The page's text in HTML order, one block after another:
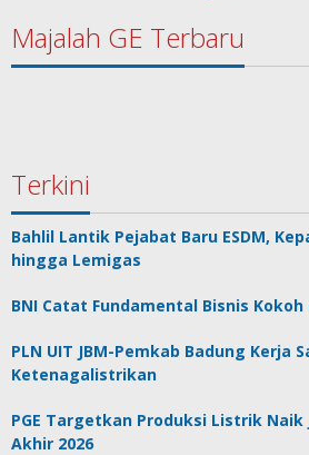
Majalah GE Terbaru
Terkini
Bahlil Lantik Pejabat Baru ESDM,
hingga Lemigas
BNI Catat Fundamental Bisnis
PLN UIT JBM-Pemkab Badung Kerja
Ketenagalistrikan
PGE Targetkan Produksi Listrik Naik
Akhir 2026